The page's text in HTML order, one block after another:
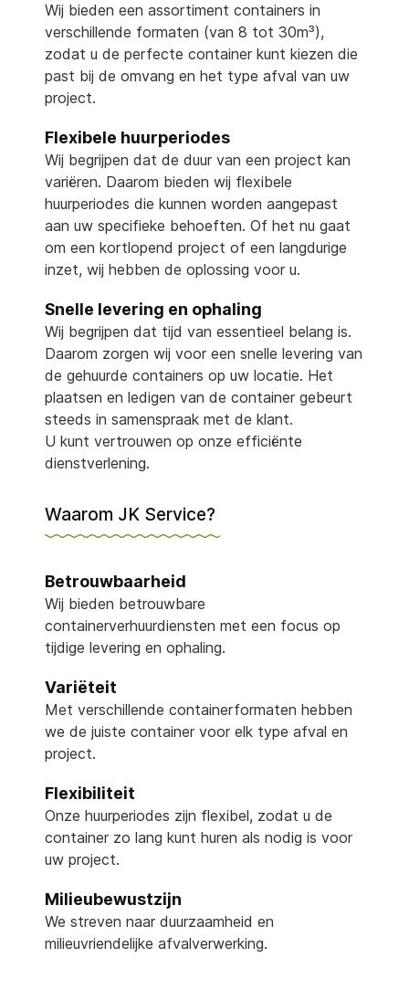
Wij bieden een assortiment containers in
verschillende formaten (van 8 tot 30m³),
zodat u de perfecte container kunt kiezen die
past bij de omvang en het type afval van uw
project.
Flexibele huurperiodes
Wij begrijpen dat de duur van een project kan
variëren. Daarom bieden wij flexibele
huurperiodes die kunnen worden aangepast
aan uw specifieke behoeften. Of het nu gaat
om een kortlopend project of een langdurige
inzet, wij hebben de oplossing voor u.
Snelle levering en ophaling
Wij begrijpen dat tijd van essentieel belang is.
Daarom zorgen wij voor een snelle levering van
de gehuurde containers op uw locatie. Het
plaatsen en ledigen van de container gebeurt
steeds in samenspraak met de klant.
U kunt vertrouwen op onze efficiënte
dienstverlening.
Waarom JK Service?
Betrouwbaarheid
Wij bieden betrouwbare
containerverhuurdiensten met een focus op
tijdige levering en ophaling.
Variëteit
Met verschillende containerformaten hebben
we de juiste container voor elk type afval en
project.
Flexibiliteit
Onze huurperiodes zijn flexibel, zodat u de
container zo lang kunt huren als nodig is voor
uw project.
Milieubewustzijn
We streven naar duurzaamheid en
milieuvriendelijke afvalverwerking.